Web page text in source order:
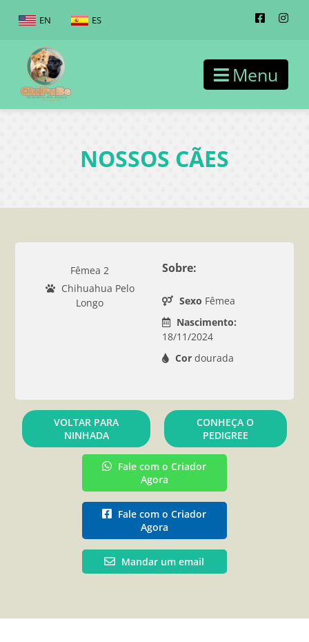
EN ES
Menu
NOSSOS CÃES
Fêmea 2
Chihuahua Pelo
Longo
Sobre:
Sexo Fêmea
Nascimento:
18/11/2024
Cordourada
VOLTAR PARA
NINHADA
CONHEÇA O
PEDIGREE
Fale com o Criador
Agora
Fale com o Criador
Agora
Mandar um email